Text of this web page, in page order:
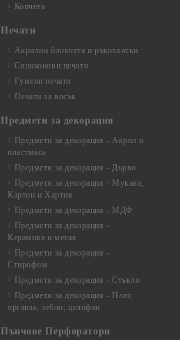
Копчета
Печати
Акрилни блокчета и ръкохватки
Силиконови печати
Гумени печати
Печати за восък
Предмети за декорация
Предмети за декорация - Акрил и
пластмаса
Предмети за декорация - Дърво
Предмети за декорация - Мукава,
Картон и Хартия
Предмети за декорация - МДФ
Предмети за декорация -
Керамика и метал
Предмети за декорация -
Стирофом
Предмети за декорация - Стъкло
Предмети за декорация - Плат,
органза, зебло, целофан
Пънчове Перфоратори